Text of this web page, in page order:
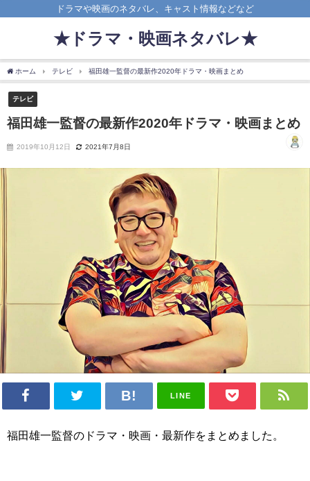
ドラマや映画のネタバレ、キャスト情報などなど
★ドラマ・映画ネタバレ★
ホーム テレビ 福田雄一監督の最新作2020年ドラマ・映画まとめ
テレビ
福田雄一監督の最新作2020年ドラマ・映画まとめ
2019年10月12日 2021年7月8日
LINE
福田雄一監督のドラマ・映画・最新作をまとめました。